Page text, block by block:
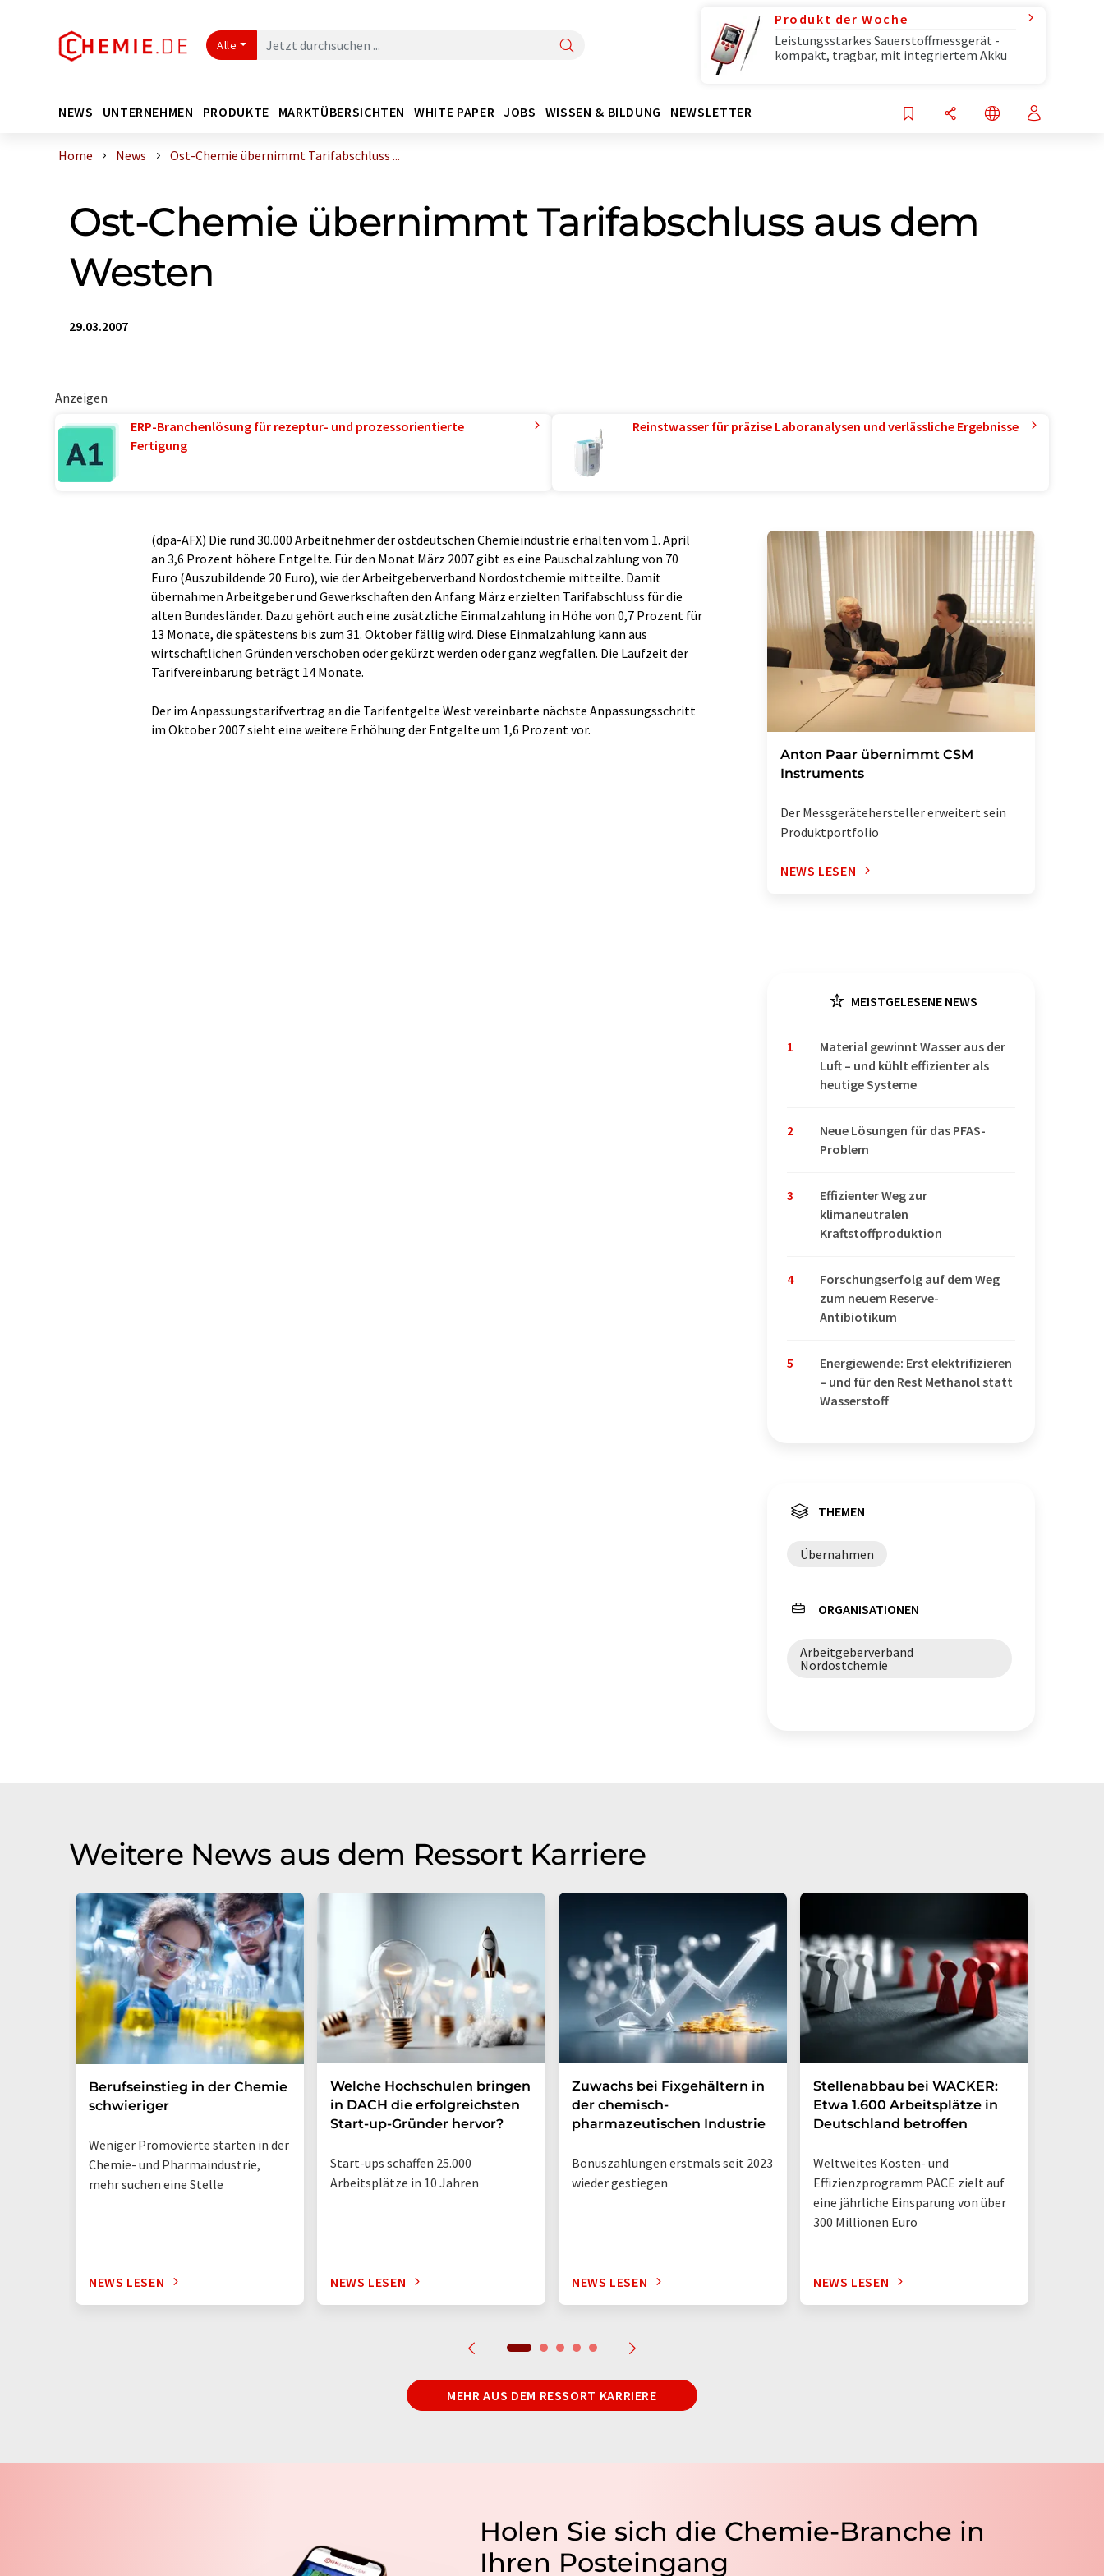
Alle
Produkt der Woche
Leistungsstarkes Sauerstoffmessgerät -
kompakt, tragbar, mit integriertem Akku
NEWS UNTERNEHMEN PRODUKTE MARKTÜBERSICHTEN WHITE PAPER JOBS WISSEN & BILDUNG NEWSLETTER
Home News Ost-Chemie übernimmt Tarifabschluss ...
Ost-Chemie übernimmt Tarifabschluss aus dem
Westen
29.03.2007
Anzeigen
ERP-Branchenlösung für rezeptur- und prozessorientierte
Fertigung
Reinstwasser für präzise Laboranalysen und verlässliche Ergebnisse
(dpa-AFX) Die rund 30.000 Arbeitnehmer der ostdeutschen Chemieindustrie erhalten vom 1. April
an 3,6 Prozent höhere Entgelte. Für den Monat März 2007 gibt es eine Pauschalzahlung von 70
Euro (Auszubildende 20 Euro), wie der Arbeitgeberverband Nordostchemie mitteilte. Damit
übernahmen Arbeitgeber und Gewerkschaften den Anfang März erzielten Tarifabschluss für die
alten Bundesländer. Dazu gehört auch eine zusätzliche Einmalzahlung in Höhe von 0,7 Prozent für
13 Monate, die spätestens bis zum 31. Oktober fällig wird. Diese Einmalzahlung kann aus
wirtschaftlichen Gründen verschoben oder gekürzt werden oder ganz wegfallen. Die Laufzeit der
Tarifvereinbarung beträgt 14 Monate.
Der im Anpassungstarifvertrag an die Tarifentgelte West vereinbarte nächste Anpassungsschritt
im Oktober 2007 sieht eine weitere Erhöhung der Entgelte um 1,6 Prozent vor.
Anton Paar übernimmt CSM
Instruments
Der Messgerätehersteller erweitert sein
Produktportfolio
NEWS LESEN
MEISTGELESENE NEWS
1
Material gewinnt Wasser aus der
Luft – und kühlt effizienter als
heutige Systeme
2
Neue Lösungen für das PFAS-
Problem
3
Effizienter Weg zur
klimaneutralen
Kraftstoffproduktion
4
Forschungserfolg auf dem Weg
zum neuem Reserve-
Antibiotikum
5
Energiewende: Erst elektrifizieren
– und für den Rest Methanol statt
Wasserstoff
THEMEN
Übernahmen
ORGANISATIONEN
Arbeitgeberverband
Nordostchemie
Weitere News aus dem Ressort Karriere
Berufseinstieg in der Chemie
schwieriger
Weniger Promovierte starten in der
Chemie- und Pharmaindustrie,
mehr suchen eine Stelle
NEWS LESEN
Welche Hochschulen bringen
in DACH die erfolgreichsten
Start-up-Gründer hervor?
Start-ups schaffen 25.000
Arbeitsplätze in 10 Jahren
NEWS LESEN
Zuwachs bei Fixgehältern in
der chemisch-
pharmazeutischen Industrie
Bonuszahlungen erstmals seit 2023
wieder gestiegen
NEWS LESEN
Stellenabbau bei WACKER:
Etwa 1.600 Arbeitsplätze in
Deutschland betroffen
Weltweites Kosten- und
Effizienzprogramm PACE zielt auf
eine jährliche Einsparung von über
300 Millionen Euro
NEWS LESEN
MEHR AUS DEM RESSORT KARRIERE
Holen Sie sich die Chemie-Branche in
Ihren Posteingang